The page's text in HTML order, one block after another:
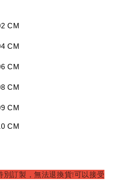
CM
CM
CM
CM
CM
CM
別訂製，無法退換貨!可以接受